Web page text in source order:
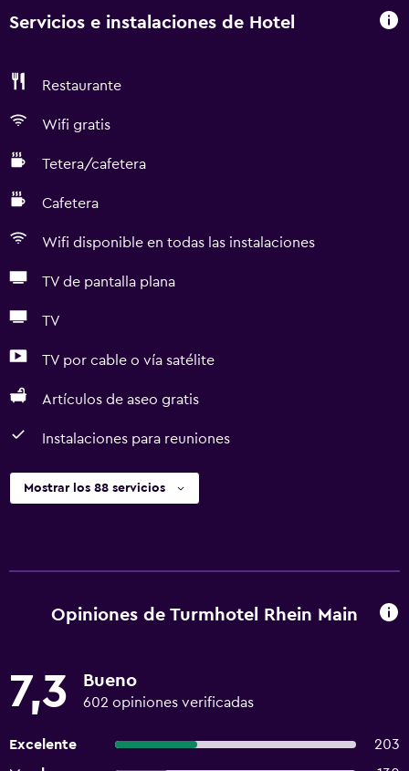
Servicios e instalaciones de Hotel
Restaurante
Wifi gratis
Tetera/cafetera
Cafetera
Wifi disponible en todas las instalaciones
TV de pantalla plana
TV
TV por cable o vía satélite
Artículos de aseo gratis
Instalaciones para reuniones
Mostrar los 88 servicios
Opiniones de Turmhotel Rhein Main
7,3 Bueno
602 opiniones verificadas
Excelente
203